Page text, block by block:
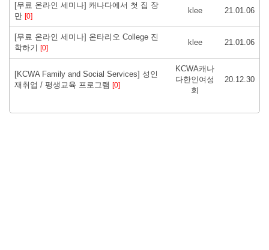
[무료 온라인 세미나] 캐나다에서 첫 집 장
만 [0]
klee 21.01.06
[무료 온라인 세미나] 온타리오 College 진
학하기 [0]
klee 21.01.06
[KCWA Family and Social Services] 성인
재취업 / 평생교육 프로그램 [0]
KCWA캐나
다한인여성
회
20.12.30